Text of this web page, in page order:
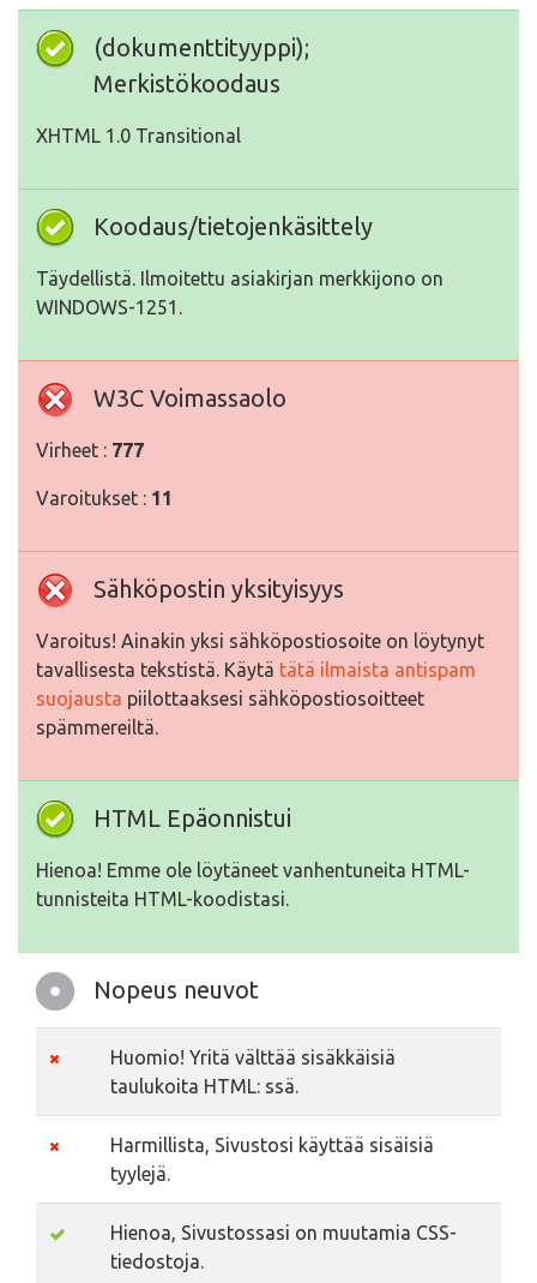
(dokumenttityyppi);
Merkistökoodaus
XHTML 1.0 Transitional
Koodaus/tietojenkäsittely
Täydellistä. Ilmoitettu asiakirjan merkkijono on
WINDOWS-1251.
W3C Voimassaolo
Virheet : 777
Varoitukset : 11
Sähköpostin yksityisyys
Varoitus! Ainakin yksi sähköpostiosoite on löytynyt
tavallisesta tekstistä. Käytä tätä ilmaista antispam
suojausta piilottaaksesi sähköpostiosoitteet
spämmereiltä.
HTML Epäonnistui
Hienoa! Emme ole löytäneet vanhentuneita HTML-
tunnisteita HTML-koodistasi.
Nopeus neuvot
Huomio! Yritä välttää sisäkkäisiä
taulukoita HTML: ssä.
Harmillista, Sivustosi käyttää sisäisiä
tyylejä.
Hienoa, Sivustossasi on muutamia CSS-
tiedostoja.